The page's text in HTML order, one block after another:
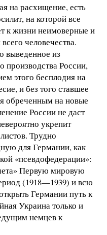
на расхищение, есть
на которой все
к жизни неимоверные и
человечества.
выведенное из
производства России,
этого бесплодия на
и без того ставшее
обреченным на новые
России не даст
укрепит
Трудно
для Германии, как
«псевдофедерации»:
Первую мировую
(1918—1939) и всю
Германии путь к
Украина только и
немцев к